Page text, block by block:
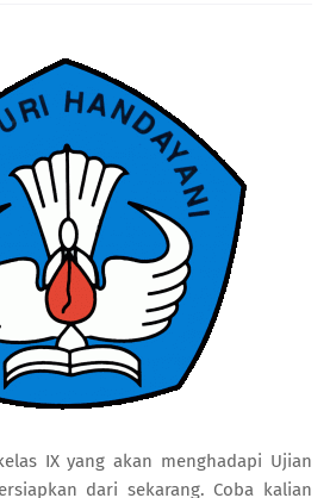
IX yang akan menghadapi Ujian
dari sekarang. Coba kalian